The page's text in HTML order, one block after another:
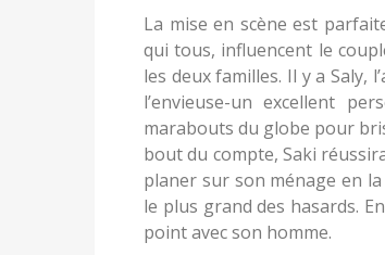
La mise en scène est
qui tous, influencent le
les deux familles. Il y a Saly,
l’envieuse-un excellent
marabouts du globe pour
bout du compte, Saki
planer sur son ménage en
le plus grand des hasards.
point avec son homme.